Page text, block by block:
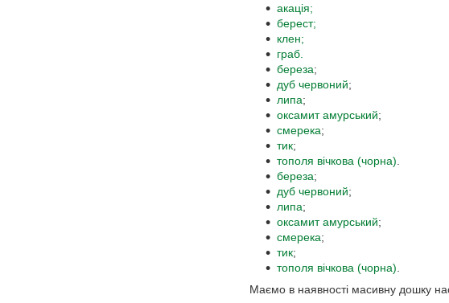
акація;
берест;
клен;
граб.
береза;
дуб червоний;
липа;
оксамит амурський;
смерека;
тик;
тополя вічкова (чорна)
береза;
дуб червоний;
липа;
оксамит амурський;
смерека;
тик;
тополя вічкова (чорна)
Маємо в наявності масивну дошку